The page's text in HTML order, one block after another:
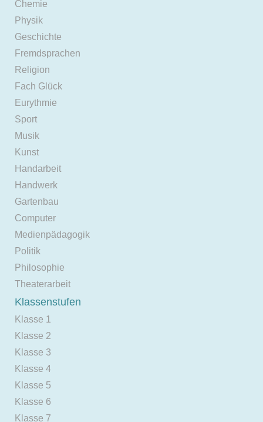
Chemie
Physik
Geschichte
Fremdsprachen
Religion
Fach Glück
Eurythmie
Sport
Musik
Kunst
Handarbeit
Handwerk
Gartenbau
Computer
Medienpädagogik
Politik
Philosophie
Theaterarbeit
Klassenstufen
Klasse 1
Klasse 2
Klasse 3
Klasse 4
Klasse 5
Klasse 6
Klasse 7